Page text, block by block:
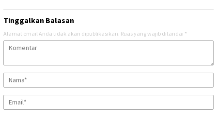
Tinggalkan Balasan
Alamat email Anda tidak akan dipublikasikan. Ruas yang wajib ditandai *